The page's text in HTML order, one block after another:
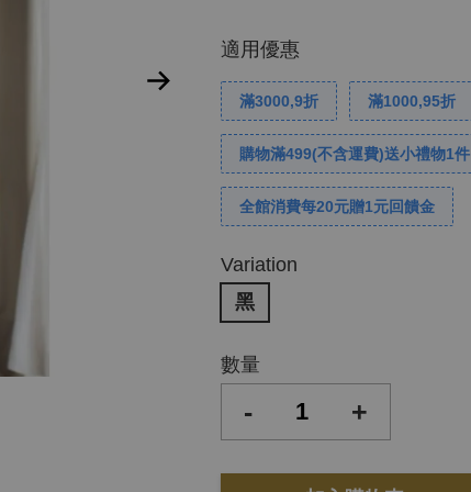
適用優惠
滿3000,9折 滿1000,95折
購物滿499(不含運費)送小禮物1件
全館消費每20元贈1元回饋金
Variation
黑
數量
- +